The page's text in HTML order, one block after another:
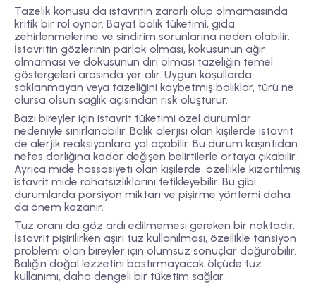
Tazelik konusu da istavritin zararlı olup olmamasında
kritik bir rol oynar. Bayat balık tüketimi, gıda
zehirlenmelerine ve sindirim sorunlarına neden olabilir.
İstavritin gözlerinin parlak olması, kokusunun ağır
olmaması ve dokusunun diri olması tazeliğin temel
göstergeleri arasında yer alır. Uygun koşullarda
saklanmayan veya tazeliğini kaybetmiş balıklar, türü ne
olursa olsun sağlık açısından risk oluşturur.
Bazı bireyler için istavrit tüketimi özel durumlar
nedeniyle sınırlanabilir. Balık alerjisi olan kişilerde istavrit
de alerjik reaksiyonlara yol açabilir. Bu durum kaşıntıdan
nefes darlığına kadar değişen belirtilerle ortaya çıkabilir.
Ayrıca mide hassasiyeti olan kişilerde, özellikle kızartılmış
istavrit mide rahatsızlıklarını tetikleyebilir. Bu gibi
durumlarda porsiyon miktarı ve pişirme yöntemi daha
da önem kazanır.
Tuz oranı da göz ardı edilmemesi gereken bir noktadır.
İstavrit pişirilirken aşırı tuz kullanılması, özellikle tansiyon
problemi olan bireyler için olumsuz sonuçlar doğurabilir.
Balığın doğal lezzetini bastırmayacak ölçüde tuz
kullanımı, daha dengeli bir tüketim sağlar.